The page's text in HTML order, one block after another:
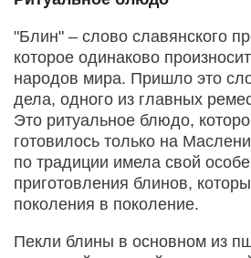
"Блин" – слово славянского
которое одинаково
народов мира. Пришло это
дела, одного из главных
Это ритуальное блюдо,
готовилось только на
по традиции имела свой
приготовления блинов,
поколения в поколение.
Пекли блины в основном из